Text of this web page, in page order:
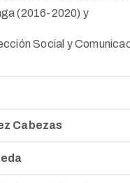
(2016-2020) y
Social y
Cabezas